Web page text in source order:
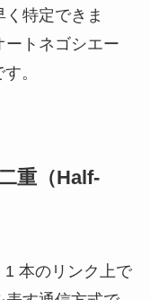
特定できま
ートネゴシエー
。
重（Half-
本のリンク上で